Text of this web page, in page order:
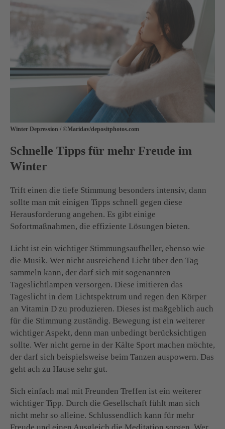
Winter Depression / ©Maridav/depositphotos.com
Schnelle Tipps für mehr Freude im
Winter
Trift einen die tiefe Stimmung besonders intensiv, dann
sollte man mit einigen Tipps schnell gegen diese
Herausforderung angehen. Es gibt einige
Sofortmaßnahmen, die effiziente Lösungen bieten.
Licht ist ein wichtiger Stimmungsaufheller, ebenso wie
die Musik. Wer nicht ausreichend Licht über den Tag
sammeln kann, der darf sich mit sogenannten
Tageslichtlampen versorgen. Diese imitieren das
Tageslicht in dem Lichtspektrum und regen den Körper
an Vitamin D zu produzieren. Dieses ist maßgeblich auch
für die Stimmung zuständig. Bewegung ist ein weiterer
wichtiger Aspekt, denn man unbedingt berücksichtigen
sollte. Wer nicht gerne in der Kälte Sport machen möchte,
der darf sich beispielsweise beim Tanzen auspowern. Das
geht ach zu Hause sehr gut.
Sich einfach mal mit Freunden Treffen ist ein weiterer
wichtiger Tipp. Durch die Gesellschaft fühlt man sich
nicht mehr so alleine. Schlussendlich kann für mehr
Freude und einen Ausgleich die Meditation sorgen. Wer